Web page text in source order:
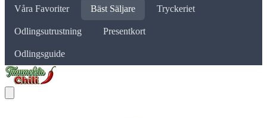
Våra Favoriter Bäst Säljare Tryckeriet
Odlingsutrustning Presentkort
Odlingsguide